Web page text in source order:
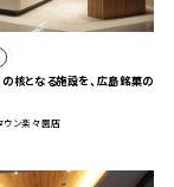
核となる施設を、広島銘菓の
ウン楽々園店